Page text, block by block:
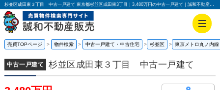
杉並区成田東３丁目 中古一戸建て 東京都杉並区成田東3丁目｜3,480万円の中古一戸建て｜誠和不動産販売株式会社
売買TOPページ 物件検索 中古一戸建て・中古住宅 杉並区 東京メトロ丸ノ内線
中古一戸建て 杉並区成田東３丁目 中古一戸建て